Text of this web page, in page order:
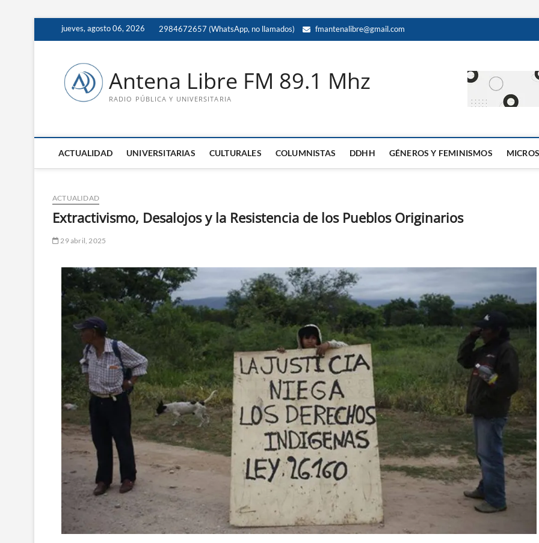
jueves, agosto 06, 2026 2984672657 (WhatsApp, no llamados) fmantenalibre@gmail.com
Antena Libre FM 89.1 Mhz
RADIO PÚBLICA Y UNIVERSITARIA
ACTUALIDAD UNIVERSITARIAS CULTURALES COLUMNISTAS DDHH GÉNEROS Y FEMINISMOS MICROS
ACTUALIDAD
Extractivismo, Desalojos y la Resistencia de los Pueblos Originarios
29 abril, 2025